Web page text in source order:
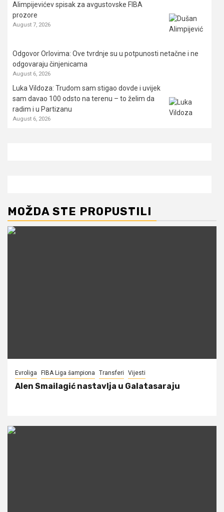
Alimpijevićev spisak za avgustovske FIBA
prozore
August 7, 2026
Odgovor Orlovima: ​Ove tvrdnje su u potpunosti netačne i ne
odgovaraju činjenicama
August 6, 2026
Luka Vildoza: Trudom sam stigao dovde i uvijek
sam davao 100 odsto na terenu – to želim da
radim i u Partizanu
August 6, 2026
MOŽDA STE PROPUSTILI
Evroliga FIBA Liga šampiona Transferi Vijesti
Alen Smailagić nastavlja u Galatasaraju